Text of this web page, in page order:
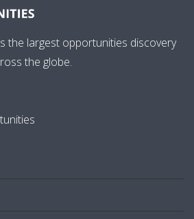
the largest opportunities discovery
the globe.